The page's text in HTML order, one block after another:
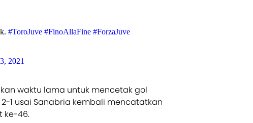
#ToroJuve #FinoAllaFine #ForzaJuve
2021
waktu lama untuk mencetak gol
1 usai Sanabria kembali mencatatkan
ke-46.